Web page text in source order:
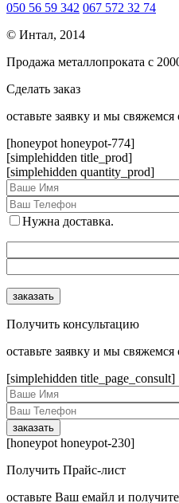
050 56 59 342 067 572 32 74
© Интал, 2014
Продажа металлопроката с
Сделать заказ
оcтавьте заявку и мы свяжемся
[honeypot honeypot-774]
[simplehidden title_prod]
[simplehidden quantity_prod]
Нужна доставка.
Получить консультацию
оcтавьте заявку и мы свяжемся
[simplehidden title_page_consult]
[honeypot honeypot-230]
Получить Прайс-лист
оcтавьте Ваш емайл и